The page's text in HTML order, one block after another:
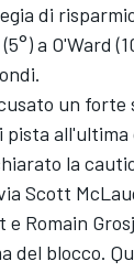
di
a O'Ward
un forte
all'ultima
la
Scott
e Romain
del blocco.